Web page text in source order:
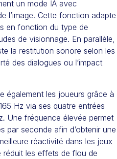
un mode IA avec
l’image. Cette fonction adapte
en fonction du type de
de visionnage. En parallèle,
la restitution sonore selon les
des dialogues ou l’impact
également les joueurs grâce à
Hz via ses quatre entrées
Une fréquence élevée permet
par seconde afin d’obtenir une
réactivité dans les jeux
réduit les effets de flou de